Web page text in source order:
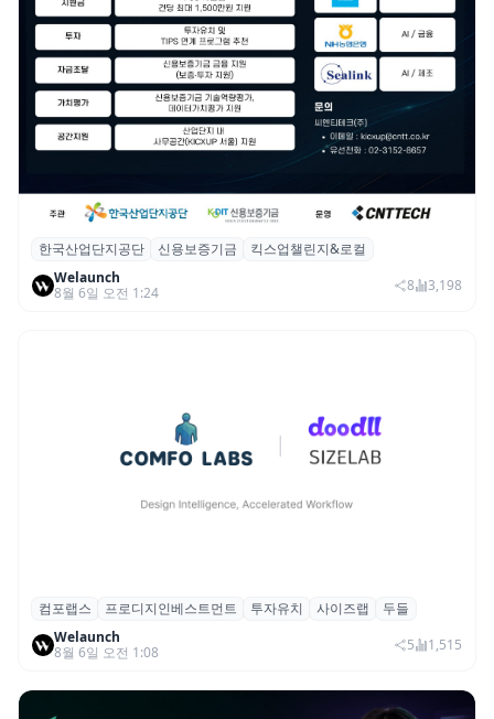
산단공·신보, 2026 ‘킥스업 챌린지&로컬’ 참
여 스타트업 모집
한국산업단지공단 신용보증기금
킥스업챌린지&로컬
Welaunch
8월 6일 오전 1:24
8 3,198
컴포랩스, 프로디지인베스트먼트로부터 시
드 투자 유치
컴포랩스 프로디지인베스트먼트 투자유치 사이즈랩
두들
Welaunch
8월 6일 오전 1:08
5 1,515